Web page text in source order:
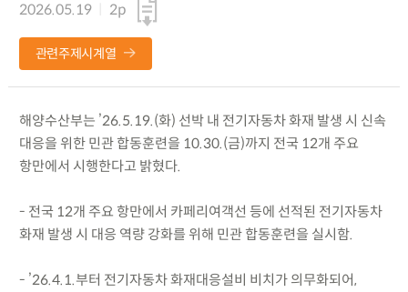
2026.05.19
2p
관련주제시계열
해양수산부는 ’26.5.19.(화) 선박 내 전기자동차 화재 발생 시 신속
대응을 위한 민관 합동훈련을 10.30.(금)까지 전국 12개 주요
항만에서 시행한다고 밝혔다.
- 전국 12개 주요 항만에서 카페리여객선 등에 선적된 전기자동차
화재 발생 시 대응 역량 강화를 위해 민관 합동훈련을 실시함.
- ’26.4.1.부터 전기자동차 화재대응설비 비치가 의무화되어,